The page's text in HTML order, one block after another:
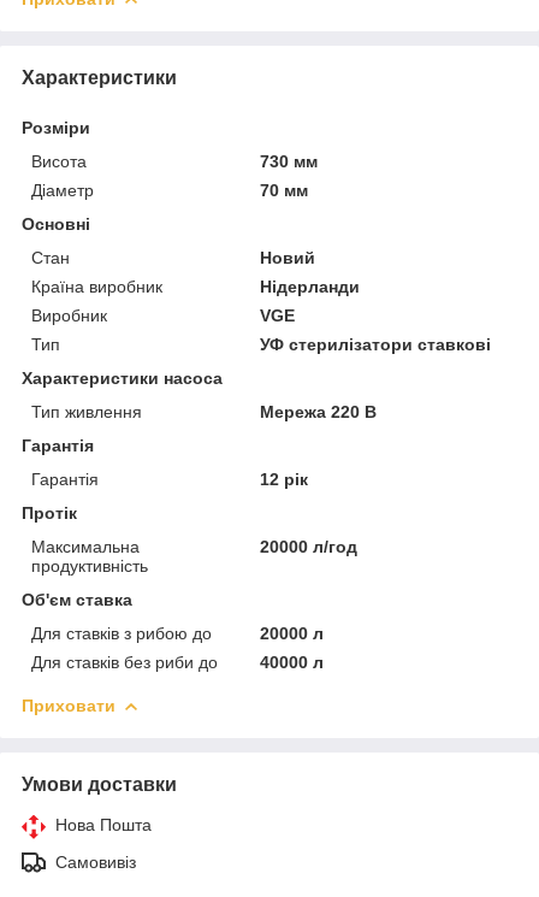
Характеристики
Розміри
Висота
730 мм
Діаметр
70 мм
Основні
Стан
Новий
Країна виробник
Нідерланди
Виробник
VGE
Тип
УФ стерилізатори ставкові
Характеристики насоса
Тип живлення
Мережа 220 В
Гарантія
Гарантія
12 рік
Протік
Максимальна
продуктивність
20000 л/год
Об'єм ставка
Для ставків з рибою до
20000 л
Для ставків без риби до
40000 л
Приховати
Умови доставки
Нова Пошта
Самовивіз